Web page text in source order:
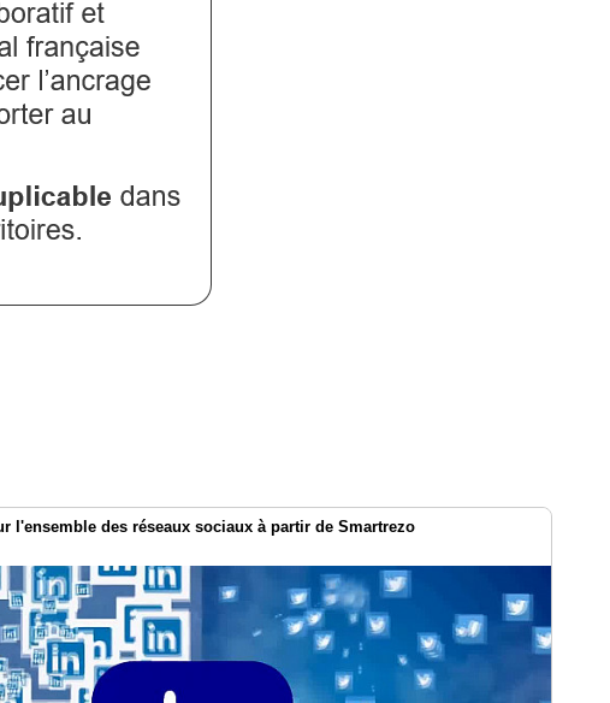
l'ensemble des réseaux sociaux à partir de Smartrezo